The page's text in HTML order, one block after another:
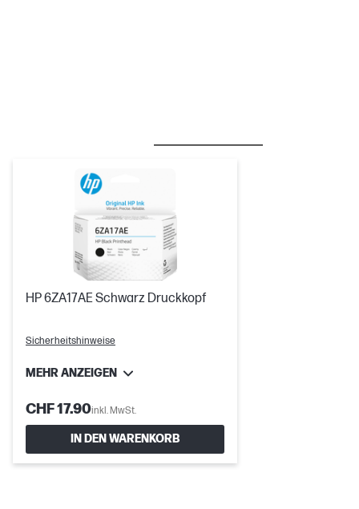
HP 6ZA17AE Schwarz Druckkopf
Sicherheitshinweise
MEHR ANZEIGEN
CHF 17.90inkl. MwSt.
IN DEN WARENKORB